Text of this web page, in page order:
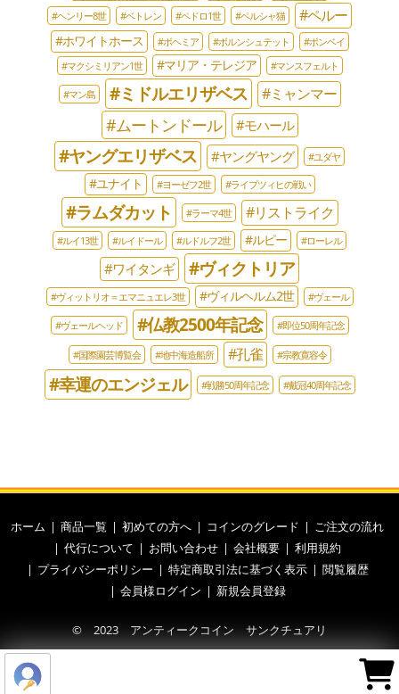
#ヘンリー8世
#ベトレン #ペドロ1世 #ペルシャ猫 #ペルー
#ホワイトホース #ボヘミア #ボルンシュテット
#ボンベイ
#マクシミリアン1世
#マリア・テレジア #マンスフェルト
#マン島 #ミドルエリザベス #ミャンマー
#ムートンドール #モハール
#ヤングエリザベス #ヤングヤング #ユダヤ
#ユナイト #ヨーゼフ2世 #ライプツィヒの戦い
#ラムダカット #ラーマ4世 #リストライク
#ルイ13世 #ルイドール #ルドルフ2世 #ルピー #ローレル
#ワイタンギ #ヴィクトリア
#ヴィットリオ＝エマニュエレ3世 #ヴィルヘルム2世 #ヴェール
#ヴェールヘッド #仏教2500年記念 #即位50周年記念
#国際園芸博覧会 #地中海造船所 #孔雀 #宗教寛容令
#幸運のエンジェル #戦勝50周年記念 #戴冠40周年記念
ホーム 商品一覧 初めての方へ コインのグレード
ご注文の流れ
代行について
お問い合わせ 会社概要
利用規約
プライバシーポリシー
特定商取引法に基づく表示
閲覧履歴
会員様ログイン
新規会員登録
© 2023 アンティークコイン サンクチュアリ